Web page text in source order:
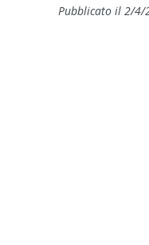
Pubblicato il 2/4/